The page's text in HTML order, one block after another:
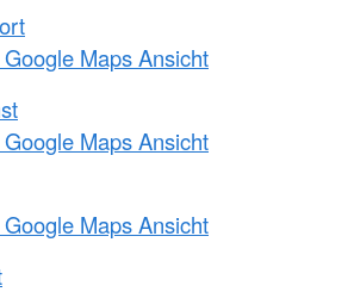
Maps Ansicht
Maps Ansicht
Maps Ansicht